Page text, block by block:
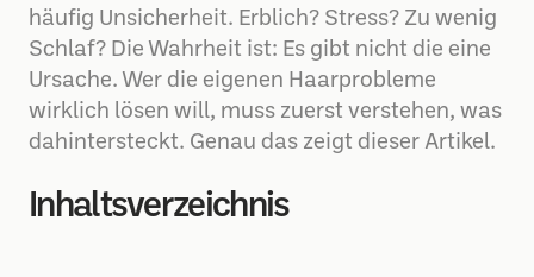
häufig Unsicherheit. Erblich? Stress? Zu wenig
Schlaf? Die Wahrheit ist: Es gibt nicht die eine
Ursache. Wer die eigenen Haarprobleme
wirklich lösen will, muss zuerst verstehen, was
dahintersteckt. Genau das zeigt dieser Artikel.
Inhaltsverzeichnis